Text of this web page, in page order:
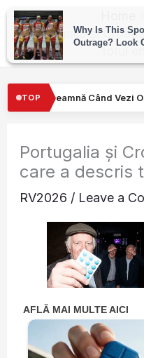
Skip
content
Portugalia și
TOP
Albă Atârnată De Geamul
Portugalia și
care a descris
RV2026 / Leave a